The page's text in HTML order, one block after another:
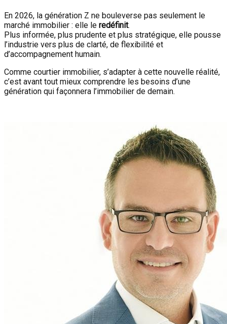
En 2026, la génération Z ne bouleverse pas seulement le
marché immobilier : elle le redéfinit.
Plus informée, plus prudente et plus stratégique, elle pousse
l’industrie vers plus de clarté, de flexibilité et
d’accompagnement humain.
Comme courtier immobilier, s’adapter à cette nouvelle réalité,
c’est avant tout mieux comprendre les besoins d’une
génération qui façonnera l’immobilier de demain.